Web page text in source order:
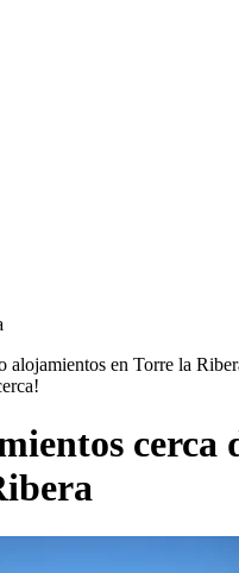
alojamientos en Torre la
cerca